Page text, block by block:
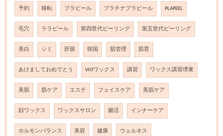
予約 移転 プラピール プラチナプラピール PLAPEEL
毛穴 ララピール 第四世代ピーリング 第五世代ピーリング
美白 シミ 肝斑 韓国 肌管理 肌育
あけましておめでとう VIOワックス 講習 ワックス講習堺東
美肌 肌ケア エステ フェイスケア 美肌ケア
顔ワックス ワックスサロン 腸活 インナーケア
ホルモンバランス 美容 健康 ウェルネス